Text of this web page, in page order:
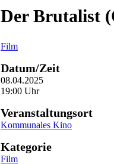
Der Brutalist
Film
Datum/Zeit
08.04.2025
19:00 Uhr
Veranstaltungsort
Kommunales Kino
Kategorie
Film